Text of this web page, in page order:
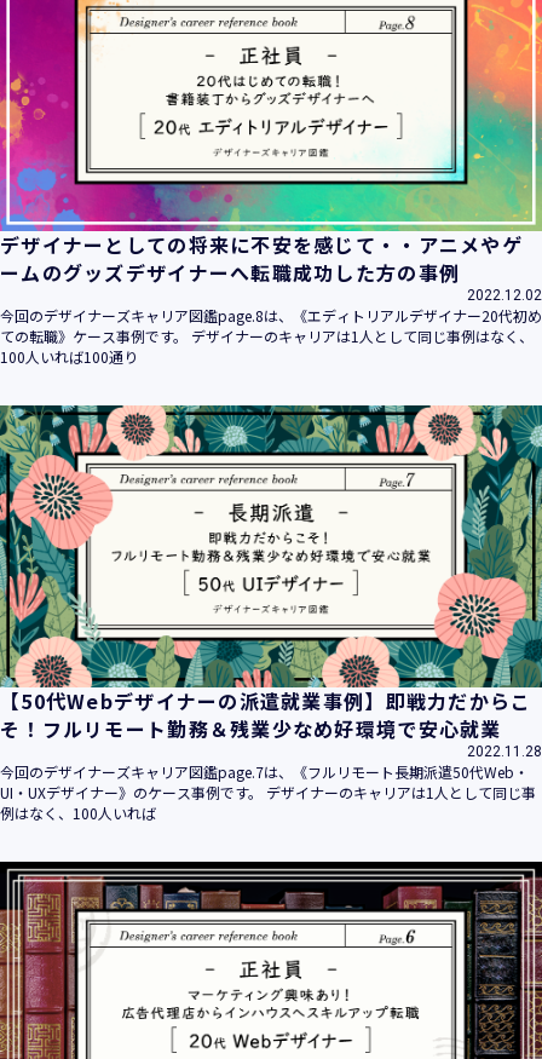
当社は個人情報の漏えい、滅失、き損などのリスクに対して
は、合理的な安全対策を講じて防止する規程、体制を構築
し、継続的に向上させていきます。また、万一の際には速や
かに是正措置を講じます。
当社は個人情報取扱いに関する苦情及び相談に対しては、迅
速かつ誠実に対応致します。
個人情報保護マネジメントシステムは、当社を取り巻く環境
の変化と実情を踏まえ、適時・適切に見直して継続的に改善
をはかっていきます。
個人情報保護方針に関するお問合せ先 兼 個人情報に関する苦
情・相談窓口
株式会社 ユウクリ 個人情報保護管理責任者 安部 洋平
〒151-0073 東京都渋谷区笹塚1-55-7 マルエスファーストビ
ル 7F
info@y-create.co.jp
電話番号：03-6712-7970（土日休日を除く9:00～18:00）
平成16年 2月 1日
平成21年 3月23日 改訂
平成23年 4月 1日 改訂
平成26年 9月10日 改訂
平成27年 6月24日 改訂
平成28年11月 1日 改訂
平成30年 7月 1日 改訂
令和6年 5月 1日 改訂
令和7年 2月17日 改訂
株式会社ユウクリ（以下「当社」といいます。）が取得する
個人情報とは、個人の識別に係る以下の情報をいいます。
カード情報、ログインID、パスワード、ニックネーム、IPア
ドレス等において、特定の個人を識別できる情報
（他の情報と照合することができ、それにより特定の個人を
識別することができることとなるものを含みます。）
・当社の運営・提供するサービス（以下総称して「当社サー
ビス」といいます。）において、お客様が、当社でご利用に
なったサービスの内容、ご利用日時、ご利用回数などのご利
デザイナーとしての将来に不安を感じて・・アニメやゲ
ームのグッズデザイナーへ転職成功した方の事例
2022.12.02
今回のデザイナーズキャリア図鑑page.8は、《エディトリアルデザイナー20代初め
ての転職》ケース事例です。 デザイナーのキャリアは1人として同じ事例はなく、
100人いれば100通り
【50代Webデザイナーの派遣就業事例】即戦力だからこ
そ！フルリモート勤務＆残業少なめ好環境で安心就業
2022.11.28
今回のデザイナーズキャリア図鑑page.7は、《フルリモート長期派遣50代Web・
UI・UXデザイナー》のケース事例です。 デザイナーのキャリアは1人として同じ事
例はなく、100人いれば